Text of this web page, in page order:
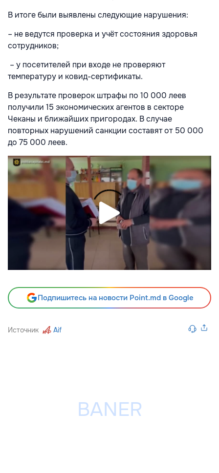
В итоге были выявлены следующие нарушения:
– не ведутся проверка и учёт состояния здоровья
сотрудников;
– у посетителей при входе не проверяют
температуру и ковид-сертификаты.
В результате проверок штрафы по 10 000 леев
получили 15 экономических агентов в секторе
Чеканы и ближайших пригородах. В случае
повторных нарушений санкции составят от 50 000
до 75 000 леев.
Подпишитесь на новости Point.md в Google
Источник Aif